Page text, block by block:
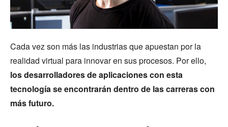
Cada vez son más las industrias que apuestan por la
realidad virtual para innovar en sus procesos. Por ello,
los desarrolladores de aplicaciones con esta
tecnología se encontrarán dentro de las carreras con
más futuro.